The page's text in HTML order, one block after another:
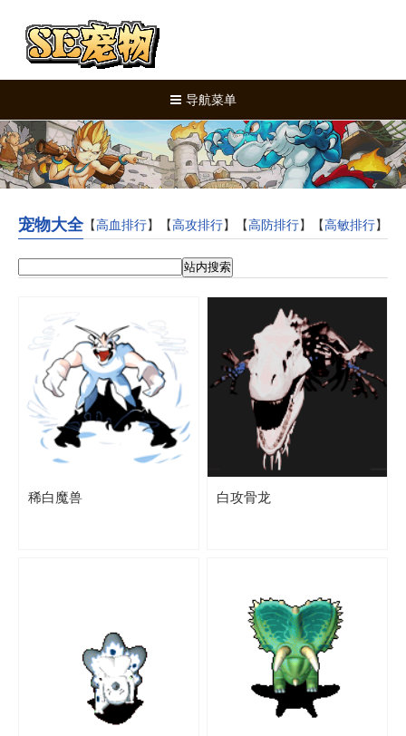
导航菜单
【高血排行】【高攻排行】【高防排行】【高敏排行】
宠物大全
稀白魔兽 白攻骨龙